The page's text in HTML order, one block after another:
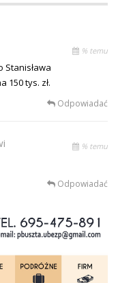
% temu
Stanisława
150 tys. zł.
Odpowiadać
% temu
Odpowiadać